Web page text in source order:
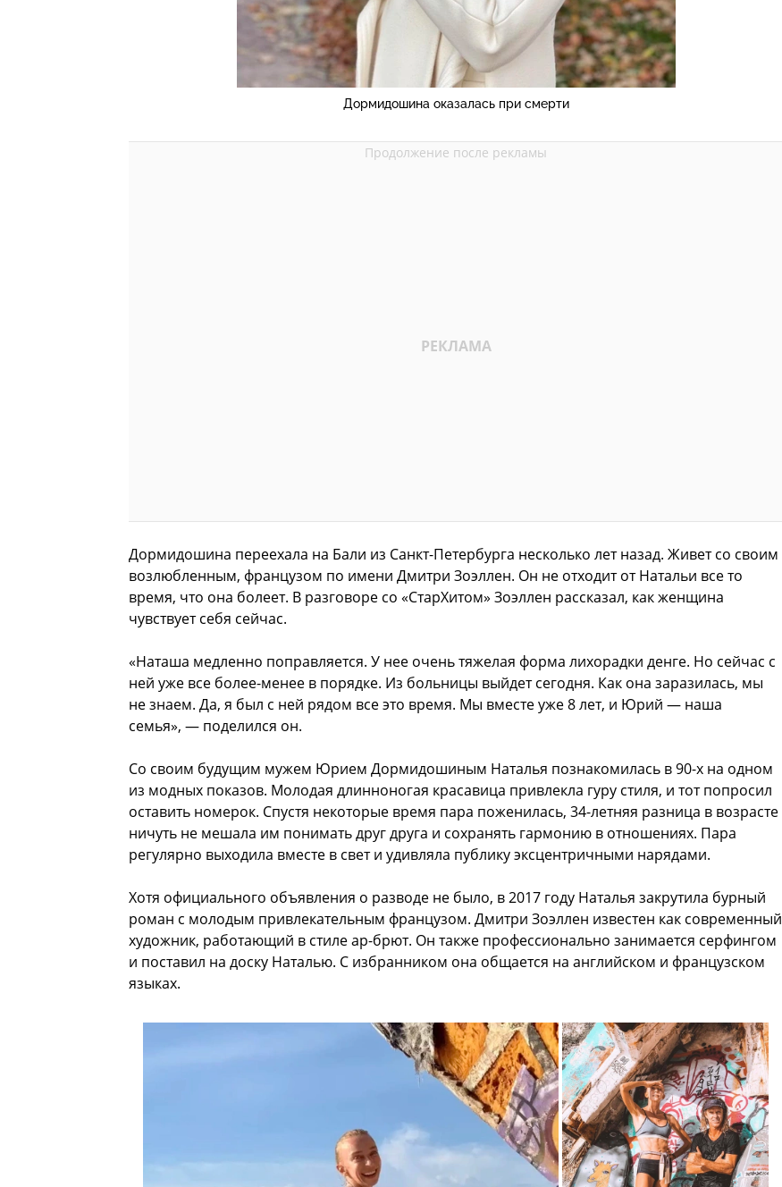
Дормидошина оказалась при смерти
Дормидошина переехала на Бали из Санкт-Петербурга несколько лет назад. Живет со своим
возлюбленным, французом по имени Дмитри Зоэллен. Он не отходит от Натальи все то
время, что она болеет. В разговоре со «СтарХитом» Зоэллен рассказал, как женщина
чувствует себя сейчас.
«Наташа медленно поправляется. У нее очень тяжелая форма лихорадки денге. Но сейчас с
ней уже все более-менее в порядке. Из больницы выйдет сегодня. Как она заразилась, мы
не знаем. Да, я был с ней рядом все это время. Мы вместе уже 8 лет, и Юрий — наша
семья», — поделился он.
Со своим будущим мужем Юрием Дормидошиным Наталья познакомилась в 90-х на одном
из модных показов. Молодая длинноногая красавица привлекла гуру стиля, и тот попросил
оставить номерок. Спустя некоторые время пара поженилась, 34-летняя разница в возрасте
ничуть не мешала им понимать друг друга и сохранять гармонию в отношениях. Пара
регулярно выходила вместе в свет и удивляла публику эксцентричными нарядами.
Хотя официального объявления о разводе не было, в 2017 году Наталья закрутила бурный
роман с молодым привлекательным французом. Дмитри Зоэллен известен как современный
художник, работающий в стиле ар-брют. Он также профессионально занимается серфингом
и поставил на доску Наталью. С избранником она общается на английском и французском
языках.